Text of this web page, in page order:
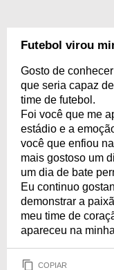
Futebol virou
Gosto de
que seria capaz
time de futebol.
Foi você que me
estádio e a
você que enfiou
mais gostoso um
um dia de bate
Eu continuo
demonstrar a
meu time de
apareceu na
COPIAR